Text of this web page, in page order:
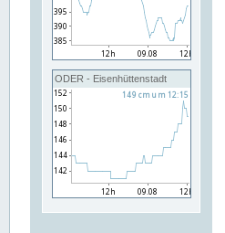
ODER - Eisenhüttenstadt